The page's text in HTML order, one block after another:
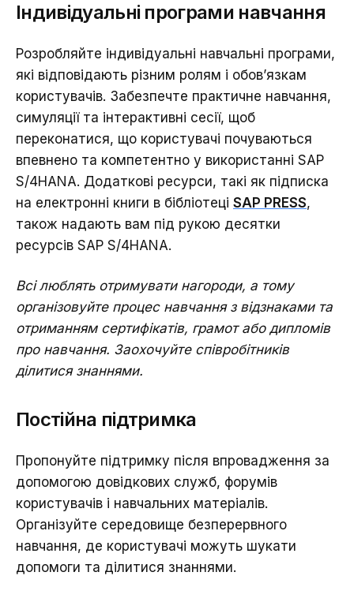
Індивідуальні програми навчання
Розробляйте індивідуальні навчальні програми,
які відповідають різним ролям і обов’язкам
користувачів. Забезпечте практичне навчання,
симуляції та інтерактивні сесії, щоб
переконатися, що користувачі почуваються
впевнено та компетентно у використанні SAP
S/4HANA. Додаткові ресурси, такі як підписка
на електронні книги в бібліотеці SAP PRESS,
також надають вам під рукою десятки
ресурсів SAP S/4HANA.
Всі люблять отримувати нагороди, а тому
організовуйте процес навчання з відзнаками та
отриманням сертифікатів, грамот або дипломів
про навчання. Заохочуйте співробітників
ділитися знаннями.
Постійна підтримка
Пропонуйте підтримку після впровадження за
допомогою довідкових служб, форумів
користувачів і навчальних матеріалів.
Організуйте середовище безперервного
навчання, де користувачі можуть шукати
допомоги та ділитися знаннями.